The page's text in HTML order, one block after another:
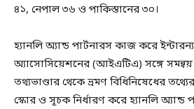
৪১, নেপাল ৩৬ ও পাকিস্তানের ৩০।
হ্যানলি অ্যান্ড পার্টনারস কাজ করে
অ্যাসোসিয়েশনের (আইএটিএ) সঙ্গে
তথ্যভাণ্ডার থেকে ভ্রমণ বিধিনিষেধের
স্কোর ও সূচক নির্ধারণ করে হ্যানলি অ্যান্ড